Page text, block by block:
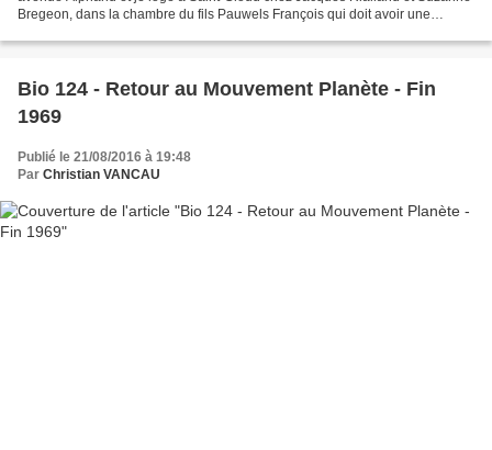
Bregeon, dans la chambre du fils Pauwels François qui doit avoir une
Bio 124 - Retour au Mouvement Planète - Fin
1969
Publié le 21/08/2016 à 19:48
Par Christian VANCAU